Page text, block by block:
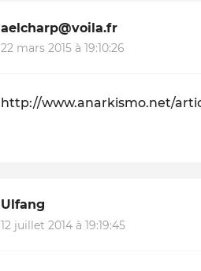
aelcharp@voila.fr
22 mars 2015 à 19:10:26
http://www.anarkismo.net/
Ulfang
12 juillet 2014 à 19:19:45